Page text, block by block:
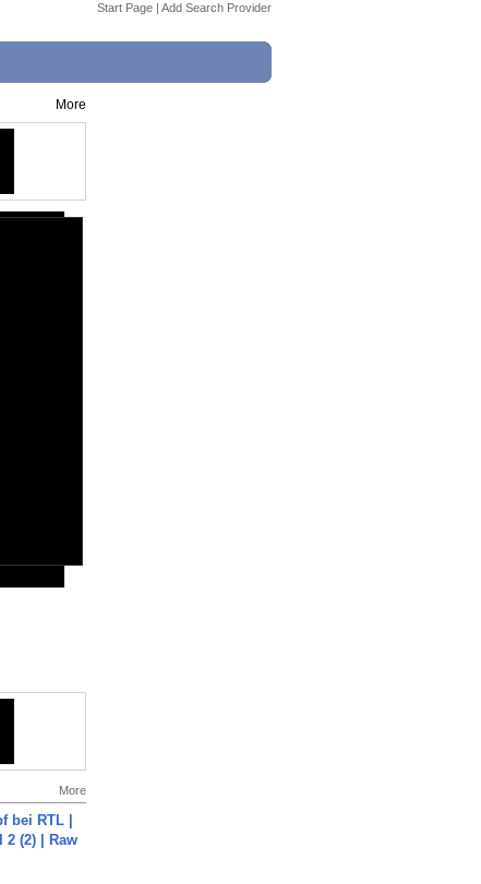
Start Page | Add Search Provider
More
More
bei RTL |
(2) | Raw